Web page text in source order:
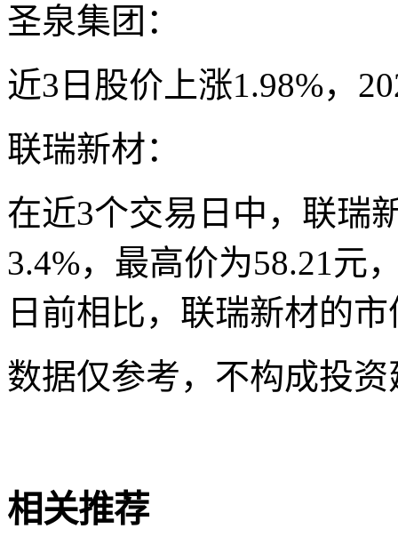
圣泉集团：
近3日股价上涨1.98%，
联瑞新材：
在近3个交易日中，联瑞
3.4%，最高价为58.21元
日前相比，联瑞新材的
数据仅参考，不构成投
相关推荐